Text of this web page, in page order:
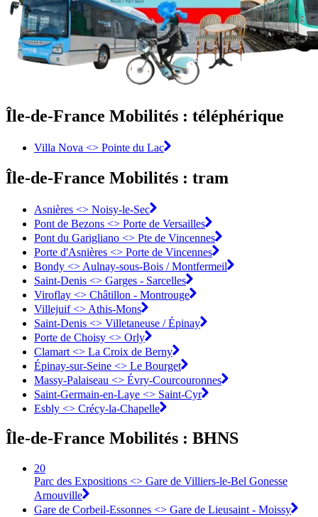
Île-de-France Mobilités : téléphérique
Villa Nova <> Pointe du Lac
Île-de-France Mobilités : tram
Asnières <>︎ Noisy-le-Sec
Pont de Bezons <>︎ Porte de Versailles
Pont du Garigliano <>︎ Pte de Vincennes
Porte d'Asnières <>︎ Porte de Vincennes
Bondy <>︎ Aulnay-sous-Bois / Montfermeil
Saint-Denis <>︎ Garges - Sarcelles
Viroflay <>︎ Châtillon - Montrouge
Villejuif <>︎ Athis-Mons
Saint-Denis <>︎ Villetaneuse / Épinay
Porte de Choisy <>︎ Orly
Clamart <>︎ La Croix de Berny
Épinay-sur-Seine <>︎ Le Bourget
Massy-Palaiseau <> Évry-Courcouronnes︎
Saint-Germain-en-Laye <>︎ Saint-Cyr
Esbly <> Crécy-la-Chapelle
Île-de-France Mobilités : BHNS
20
Parc des Expositions <> Gare de Villiers-le-Bel Gonesse
Arnouville
Gare de Corbeil-Essonnes <> Gare de Lieusaint - Moissy